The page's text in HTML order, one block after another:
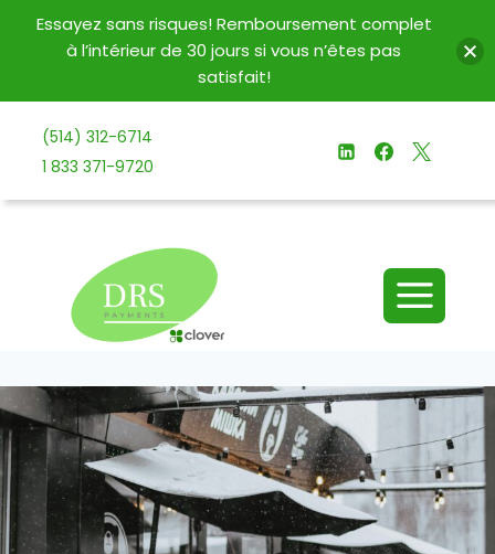
contenu
(514) 312-6714
1 833 371-9720
Essayez sans risques! Remboursement complet
à l’intérieur de 30 jours si vous n’êtes pas
satisfait!